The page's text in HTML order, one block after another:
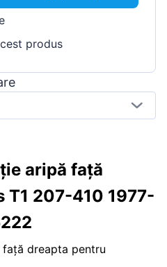
produs
aripă față
T1 207-410 1977-
dreapta pentru